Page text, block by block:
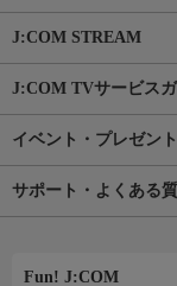
J:COM STREAM
J:COM TVサービス
イベント・プレゼント
サポート・よくある
Fun! J:COM